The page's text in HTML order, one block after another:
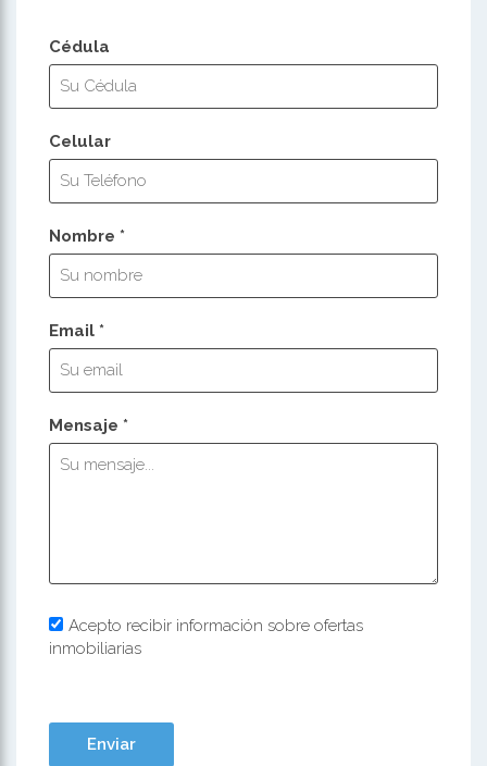
Cédula
Celular
Nombre *
Email *
Mensaje *
Acepto recibir información sobre ofertas
inmobiliarias